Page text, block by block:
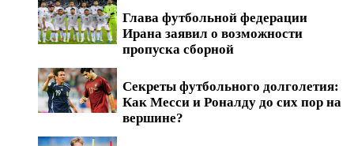
Глава футбольной федерации
Ирана заявил о возможности
пропуска сборной
Секреты футбольного долголетия:
Как Месси и Роналду до сих пор на
вершине?